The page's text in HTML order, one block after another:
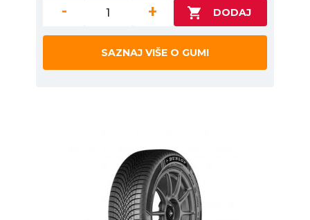
- +
SAZNAJ VIŠE O GUMI